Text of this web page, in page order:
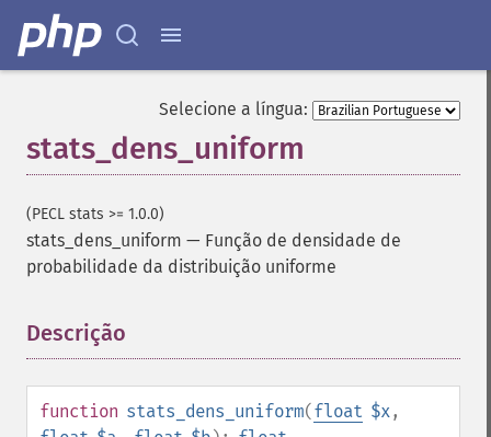
Selecione a língua:
stats_dens_uniform
(PECL stats >= 1.0.0)
stats_dens_uniform — Função de densidade de
probabilidade da distribuição uniforme
Descrição
function stats_dens_uniform(float $x,